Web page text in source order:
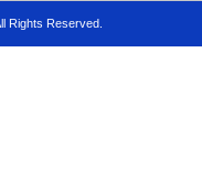
Rights Reserved.